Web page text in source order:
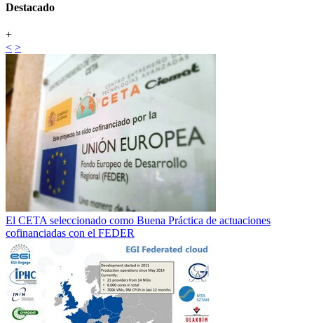
Destacado
+
< >
El CETA seleccionado como Buena Práctica de actuaciones
cofinanciadas con el FEDER